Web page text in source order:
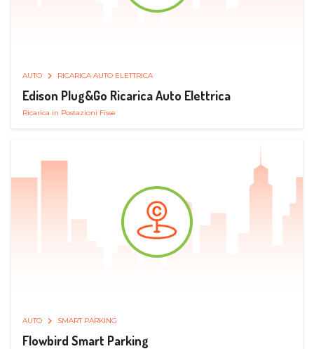
AUTO RICARICA AUTO ELETTRICA
Edison Plug&Go Ricarica Auto Elettrica
Ricarica in Postazioni Fisse
AUTO SMART PARKING
Flowbird Smart Parking